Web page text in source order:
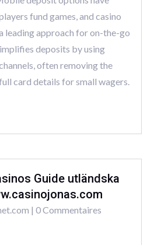
fund games, and casino
leading approach for on-the-go
deposits by using
often removing the
card details for small wagers.
Guide utländska
| 0 Commentaires